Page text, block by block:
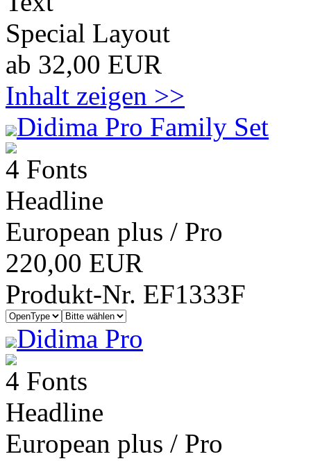
Special Layout
ab 32,00 EUR
Inhalt zeigen >>
Didima Pro Family Set
4 Fonts
Headline
European plus / Pro
220,00 EUR
Produkt-Nr. EF1333F
Didima Pro
4 Fonts
Headline
European plus / Pro